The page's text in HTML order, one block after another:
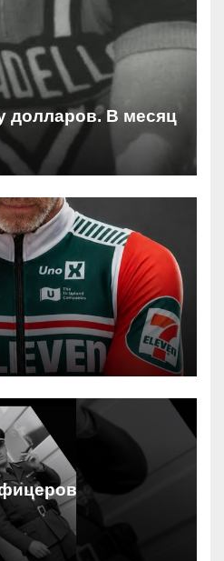
долларов. В месяц